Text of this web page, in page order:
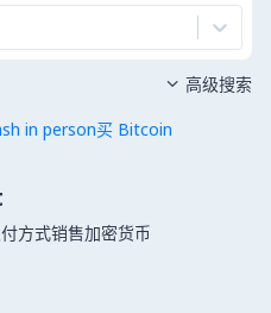
in person买 Bitcoin
 高级搜索
方式销售加密货币